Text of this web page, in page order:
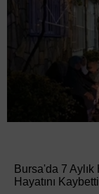
Bursa'da 7
Hayatını Kaybetti